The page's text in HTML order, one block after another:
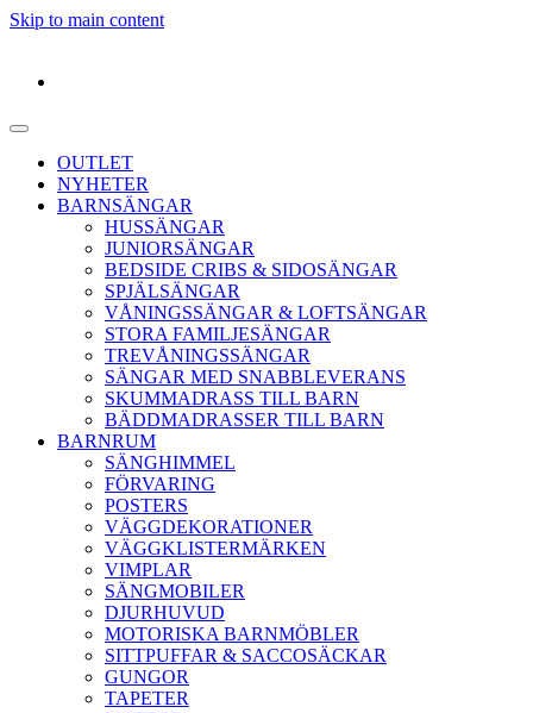
Skip to main content
OUTLET
NYHETER
BARNSÄNGAR
HUSSÄNGAR
JUNIORSÄNGAR
BEDSIDE CRIBS & SIDOSÄNGAR
SPJÄLSÄNGAR
VÅNINGSSÄNGAR & LOFTSÄNGAR
STORA FAMILJESÄNGAR
TREVÅNINGSSÄNGAR
SÄNGAR MED SNABBLEVERANS
SKUMMADRASS TILL BARN
BÄDDMADRASSER TILL BARN
BARNRUM
SÄNGHIMMEL
FÖRVARING
POSTERS
VÄGGDEKORATIONER
VÄGGKLISTERMÄRKEN
VIMPLAR
SÄNGMOBILER
DJURHUVUD
MOTORISKA BARNMÖBLER
SITTPUFFAR & SACCOSÄCKAR
GUNGOR
TAPETER